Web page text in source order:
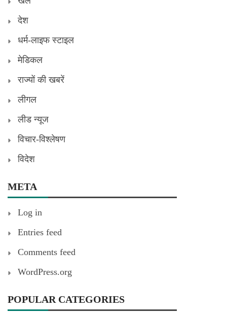
देश
धर्म-लाइफ स्टाइल
मेडिकल
राज्यों की खबरें
लीगल
लीड न्यूज
विचार-विश्लेषण
विदेश
META
Log in
Entries feed
Comments feed
WordPress.org
POPULAR CATEGORIES